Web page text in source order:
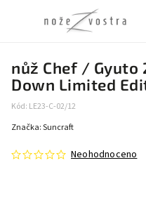
nůž Chef /
Down Limited
Kód: LE23-C-02/12
Neohodnoceno
Značka:Suncraft